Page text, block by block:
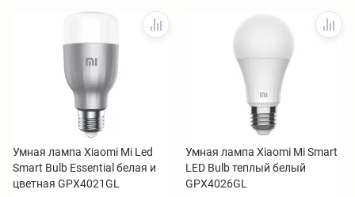
Умная лампа Xiaomi Mi Led
Smart Bulb Essential белая и
цветная GPX4021GL
Умная лампа Xiaomi Mi Smart
LED Bulb теплый белый
GPX4026GL